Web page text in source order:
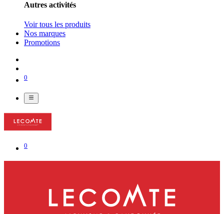
Autres activités
Voir tous les produits
Nos marques
Promotions
0
0